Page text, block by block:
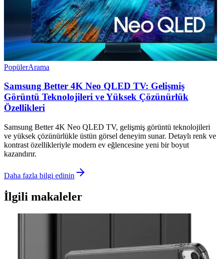
PopülerArama
Samsung Better 4K Neo QLED TV: Gelişmiş
Görüntü Teknolojileri ve Yüksek Çözünürlük
Özellikleri
Samsung Better 4K Neo QLED TV, gelişmiş görüntü teknolojileri
ve yüksek çözünürlükle üstün görsel deneyim sunar. Detaylı renk ve
kontrast özellikleriyle modern ev eğlencesine yeni bir boyut
kazandırır.
Daha fazla bilgi edinin
İlgili makaleler